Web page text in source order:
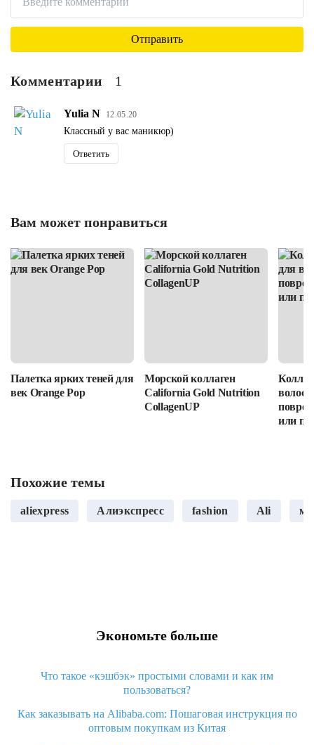
Комментарии 1
Yulia N 12.05.20
Классный у вас маникюр)
Ответить
Вам может понравиться
Палетка ярких теней для
век Orange Pop
Морской коллаген
California Gold Nutrition
CollagenUP
волос:
или
Похожие темы
aliexpress Алиэкспресс fashion Ali
Экономьте больше
Что такое «кэшбэк» простыми словами и как им
пользоваться?
Как заказывать на Alibaba.com: Пошаговая инструкция по
оптовым покупкам из Китая